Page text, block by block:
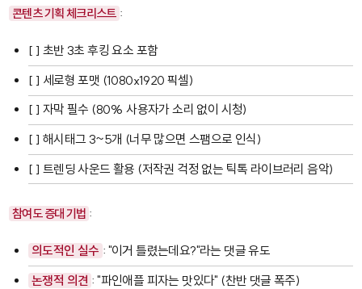
콘텐츠 기획 체크리스트 :
[ ] 초반 3초 후킹 요소 포함
[ ] 세로형 포맷 (1080x1920 픽셀)
[ ] 자막 필수 (80% 사용자가 소리 없이 시청)
[ ] 해시태그 3~5개 (너무 많으면 스팸으로 인식)
[ ] 트렌딩 사운드 활용 (저작권 걱정 없는 틱톡 라이브러리 음악)
참여도 증대 기법 :
의도적인 실수 : "이거 틀렸는데요?"라는 댓글 유도
논쟁적 의견 : "파인애플 피자는 맛있다" (찬반 댓글 폭주)